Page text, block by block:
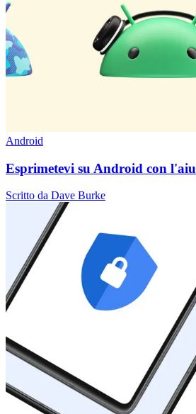
Android
Esprimetevi su Android con
Scritto da Dave Burke